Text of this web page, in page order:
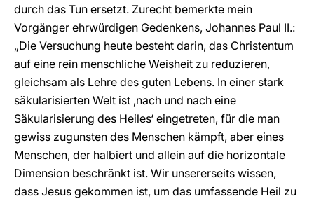
durch das Tun ersetzt. Zurecht bemerkte mein
Vorgänger ehrwürdigen Gedenkens, Johannes Paul II.:
„Die Versuchung heute besteht darin, das Christentum
auf eine rein menschliche Weisheit zu reduzieren,
gleichsam als Lehre des guten Lebens. In einer stark
säkularisierten Welt ist ‚nach und nach eine
Säkularisierung des Heiles‘ eingetreten, für die man
gewiss zugunsten des Menschen kämpft, aber eines
Menschen, der halbiert und allein auf die horizontale
Dimension beschränkt ist. Wir unsererseits wissen,
dass Jesus gekommen ist, um das umfassende Heil zu